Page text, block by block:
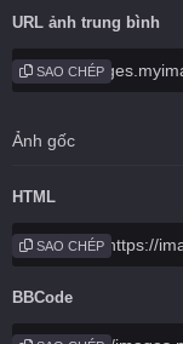
URL ảnh trung bình
SAO CHÉP
Ảnh gốc
HTML
SAO CHÉP
BBCode